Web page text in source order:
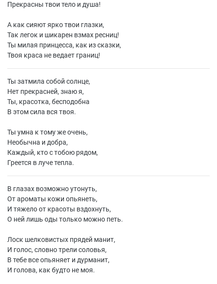
Прекрасны твои тело и душа!
А как сияют ярко твои глазки,
Так легок и шикарен взмах ресниц!
Ты милая принцесса, как из сказки,
Твоя краса не ведает границ!
Ты затмила собой солнце,
Нет прекрасней, знаю я,
Ты, красотка, бесподобна
В этом сила вся твоя.
Ты умна к тому же очень,
Необычна и добра,
Каждый, кто с тобою рядом,
Греется в луче тепла.
В глазах возможно утонуть,
От ароматы кожи опьянеть,
И тяжело от красоты вздохнуть,
О ней лишь оды только можно петь.
Лоск шелковистых прядей манит,
И голос, словно трели соловья,
В тебе все опьяняет и дурманит,
И голова, как будто не моя.